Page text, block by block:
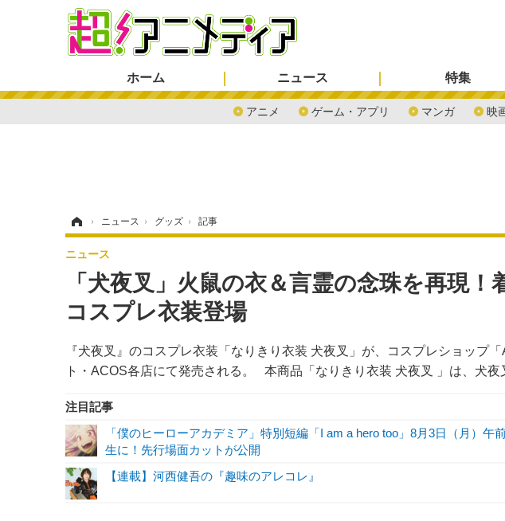
ホーム ニュース
アニメ ゲーム・アプリ マンガ 映
特集
› ニュース › グッズ › 記事
「犬夜叉」火鼠の衣＆言霊の念珠を再現
コスプレ衣装登場
『犬夜叉』のコスプレ衣装「なりきり衣装 犬夜叉」が、コスプレショップ
ト・ACOS各店にて発売される。 本商品「なりきり衣装 犬夜叉 」は、犬
ニュース
注目記事
「僕のヒーローアカデミア」特別短編「I am a hero too」8月3日（月）午
生に！先行場面カットが公開
【連載】河西健吾の『趣味のアレコレ』